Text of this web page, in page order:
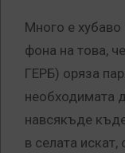
Много е
фона на това,
ГЕРБ) оряза
необходимата
навсякъде
в селата